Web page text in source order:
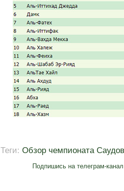
Теги: Обзор чемпионата
Подпишись на телеграм-